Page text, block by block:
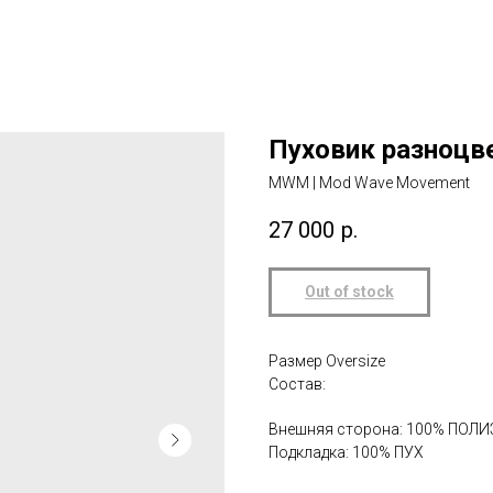
Пуховик
MWM | Mod Wave Movement
27 000 р.
Out of stock
Размер Oversize
Состав:
Внешняя сторона: 100%
Подкладка: 100% ПУХ